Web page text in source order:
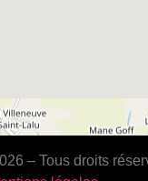
– Tous droits